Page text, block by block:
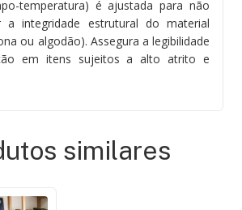
temperatura) é ajustada para não
a integridade estrutural do material
ou algodão). Assegura a legibilidade
em itens sujeitos a alto atrito e
similares